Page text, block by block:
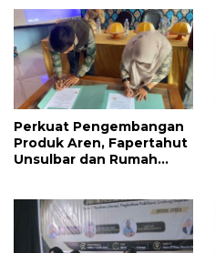
Perkuat Pengembangan
Produk Aren, Fapertahut
Unsulbar dan Rumah